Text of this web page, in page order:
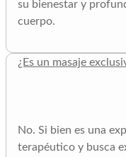
su bienestar y
cuerpo.
¿Es un masaje
No. Si bien es una
terapéutico y busca